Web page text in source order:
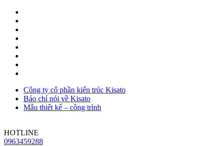
Công ty cổ phần kiến trúc Kisato
Báo chí nói về Kisato
Mẫu thiết kế – công trình
HOTLINE
0963459288